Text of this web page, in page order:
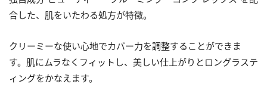
合した、肌をいたわる処方が特徴。
クリーミーな使い心地でカバー力を調整することができま
す。肌にムラなくフィットし、美しい仕上がりとロングラステ
ィングをかなえます。